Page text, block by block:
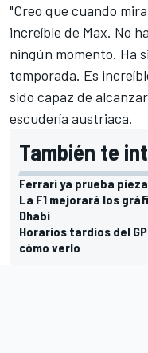
"Creo que cuando
increíble de Max. No
ningún momento. Ha
temporada. Es
sido capaz de
escudería austriaca.
También te
Ferrari ya prueba
La F1 mejorará los
Dhabi
Horarios tardíos del
cómo verlo